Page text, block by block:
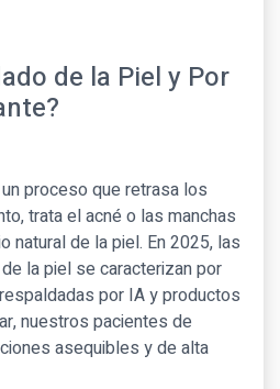
de la Piel y Por
proceso que retrasa los
trata el acné o las manchas
natural de la piel. En 2025, las
la piel se caracterizan por
por IA y productos
nuestros pacientes de
asequibles y de alta